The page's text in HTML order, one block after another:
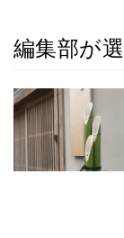
編集部が